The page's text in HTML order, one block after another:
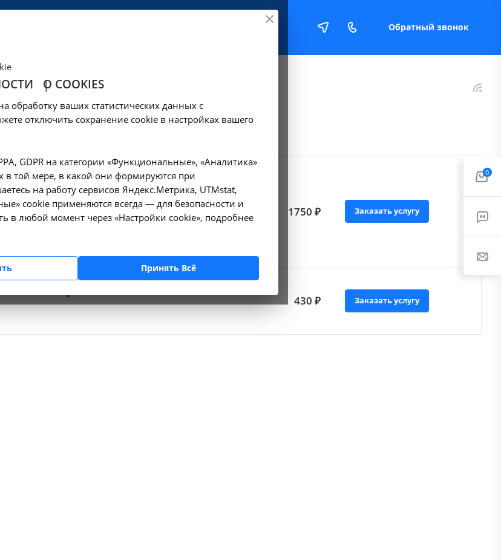
Обратный звонок
на микрофлору и определение
к расширенному спектру
препаратов (Urine Culture, Routine,
Aerobic
1750 ₽ Заказать услугу
430 ₽ Заказать услугу
0
О COOKIES
обработку ваших статистических данных с
отключить сохранение cookie в настройках вашего
GDPR на категории «Функциональные», «Аналитика»
в той мере, в какой они формируются при
на работу сервисов Яндекс.Метрика, UTMstat,
cookie применяются всегда — для безопасности и
в любой момент через «Настройки cookie», подробнее
Принять Всё